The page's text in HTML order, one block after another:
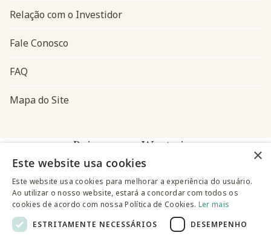
Relação com o Investidor
Fale Conosco
FAQ
Mapa do Site
Baixe o app Westwing
×
Este website usa cookies
Este website usa cookies para melhorar a experiência do usuário.
Ao utilizar o nosso website, estará a concordar com todos os
cookies de acordo com nossa Política de Cookies. Ler mais
ESTRITAMENTE NECESSÁRIOS
DESEMPENHO